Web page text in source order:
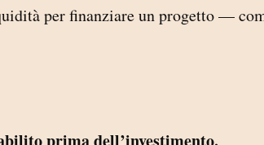
per finanziare un progetto —